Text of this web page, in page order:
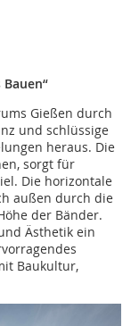
Gießen durch
und schlüssige
heraus. Die
sorgt für
Die horizontale
außen durch die
der Bänder.
Ästhetik ein
Baukultur,